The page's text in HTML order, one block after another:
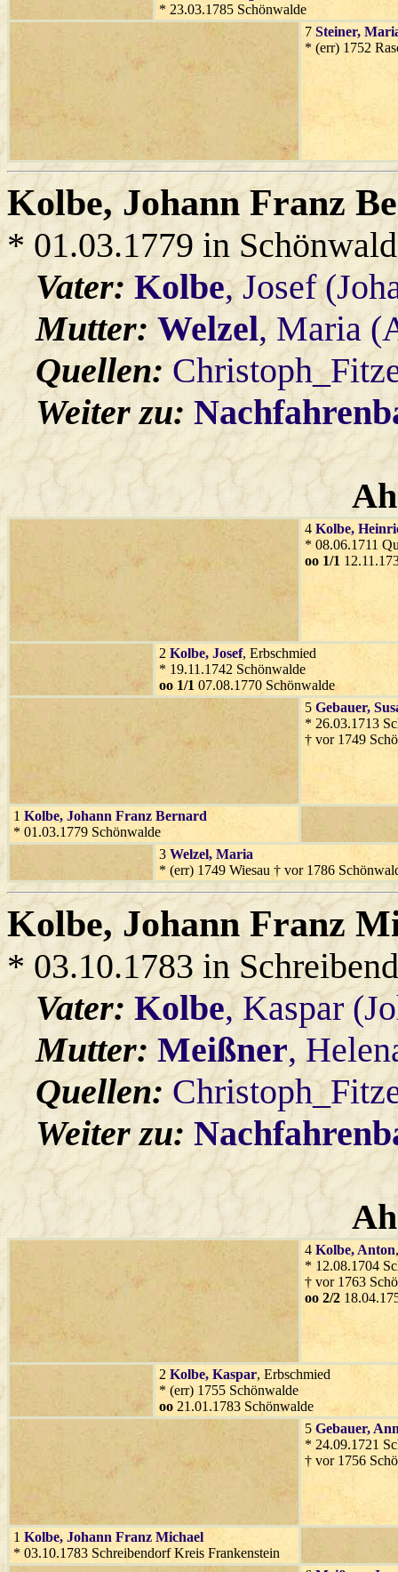
* 23.03.1785 Schönwalde
7 Steiner,
* (err) 1752
Kolbe, Johann Franz
* 01.03.1779 in
Vater:Kolbe, Josef
Mutter:Welzel, Maria
Quellen:
Weiter zu:
4 Kolbe,
* 08.06.1711
oo 1/1
2 Kolbe, Josef, Erbschmied
* 19.11.1742 Schönwalde
oo 1/1 07.08.1770 Schönwalde
5 Gebauer,
* 26.03.1713
† vor 1749
1 Kolbe, Johann Franz Bernard
* 01.03.1779 Schönwalde
3 Welzel, Maria
* (err) 1749 Wiesau † vor 1786
Kolbe, Johann Franz
* 03.10.1783 in
Vater:Kolbe, Kaspar
Mutter:Meißner,
Quellen:
Weiter zu:
4 Kolbe, Anton
* 12.08.1704
† vor 1763
oo 2/2
2 Kolbe, Kaspar, Erbschmied
* (err) 1755 Schönwalde
oo 21.01.1783 Schönwalde
5 Gebauer,
* 24.09.1721
† vor 1756
1 Kolbe, Johann Franz Michael
* 03.10.1783 Schreibendorf Kreis Frankenstein